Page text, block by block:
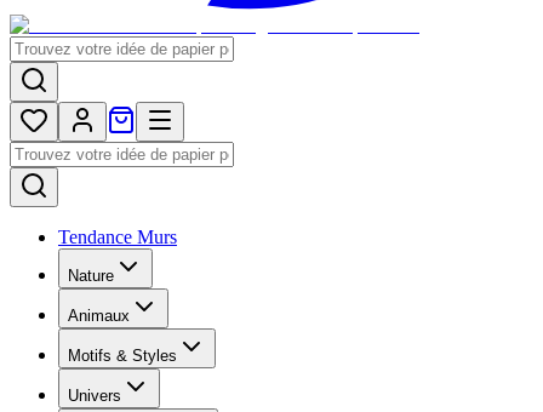
Tendance Murs
Nature
Animaux
Motifs & Styles
Univers